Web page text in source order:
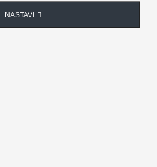
NASTAVI